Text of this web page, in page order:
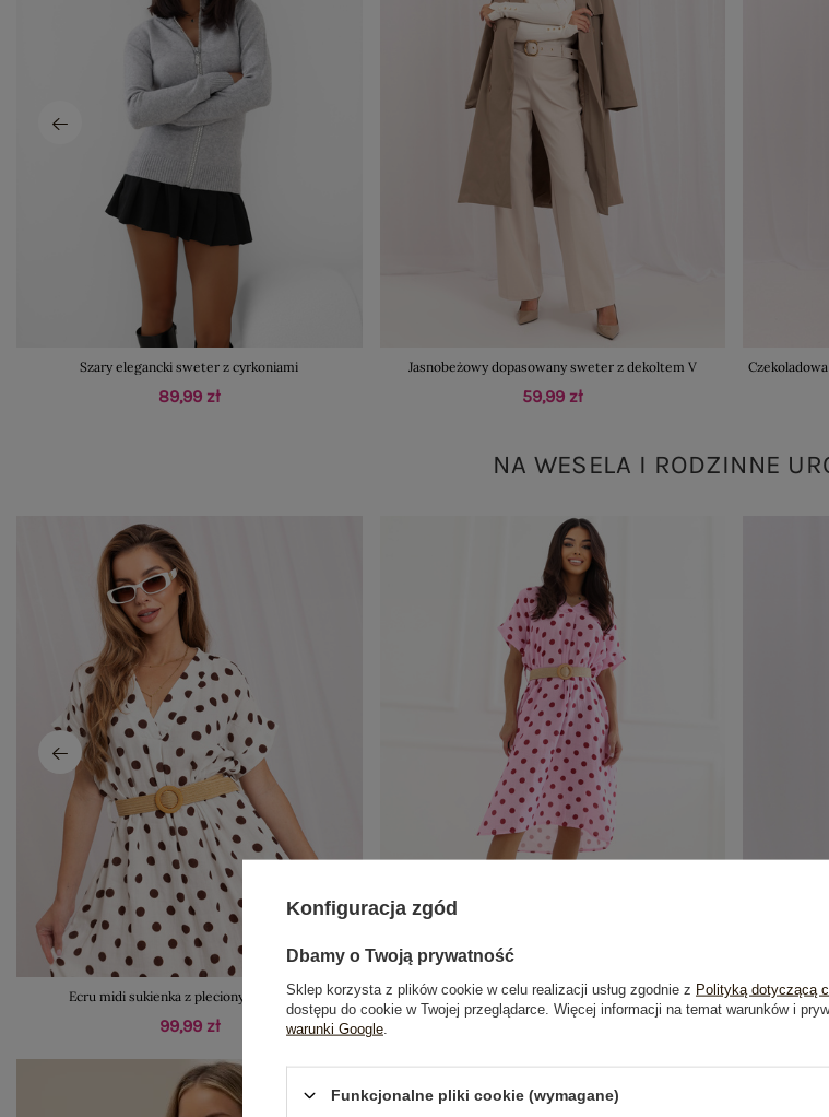
Szary elegancki sweter z cyrkoniami
89,99 zł
Jasnobeżowy dopasowany sweter z dekoltem V
59,99 zł
NA WESELA I RODZINNE
Ecru midi sukienka z plecionym paskiem
99,99 zł
Jasnoróżowa bawełniana sukienka w groszki Jasnożółte
Konfiguracja zgód
Dbamy o Twoją prywatność
Sklep korzysta z plików cookie w celu realizacji usług zgodnie z Polityką dotyczącą
dostępu do cookie w Twojej przeglądarce. Więcej informacji na temat warunków i
warunki Google
Funkcjonalne pliki cookie (wymagane)